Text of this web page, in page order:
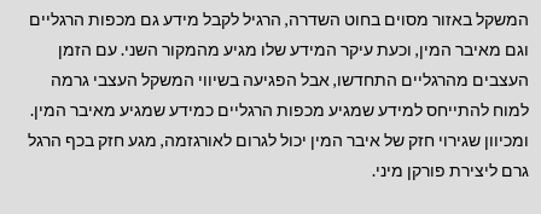
המשקל באזור מסוים בחוט השדרה, הרגיל לקבל מידע גם מכפות הרגליים
וגם מאיבר המין, וכעת עיקר המידע שלו מגיע מהמקור השני. עם הזמן
העצבים מהרגליים התחדשו, אבל הפגיעה בשיווי המשקל העצבי גרמה
למוח להתייחס למידע שמגיע מכפות הרגליים כמידע שמגיע מאיבר המין.
ומכיוון שגירוי חזק של איבר המין יכול לגרום לאורגזמה, מגע חזק בכף הרגל
גרם ליצירת פורקן מיני.